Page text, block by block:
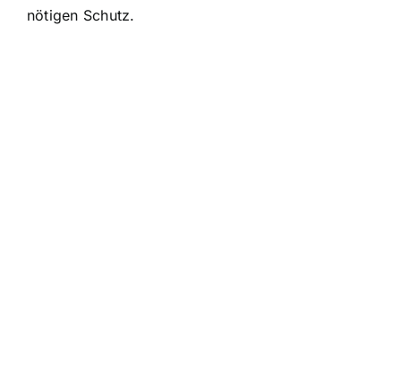
nötigen Schutz.